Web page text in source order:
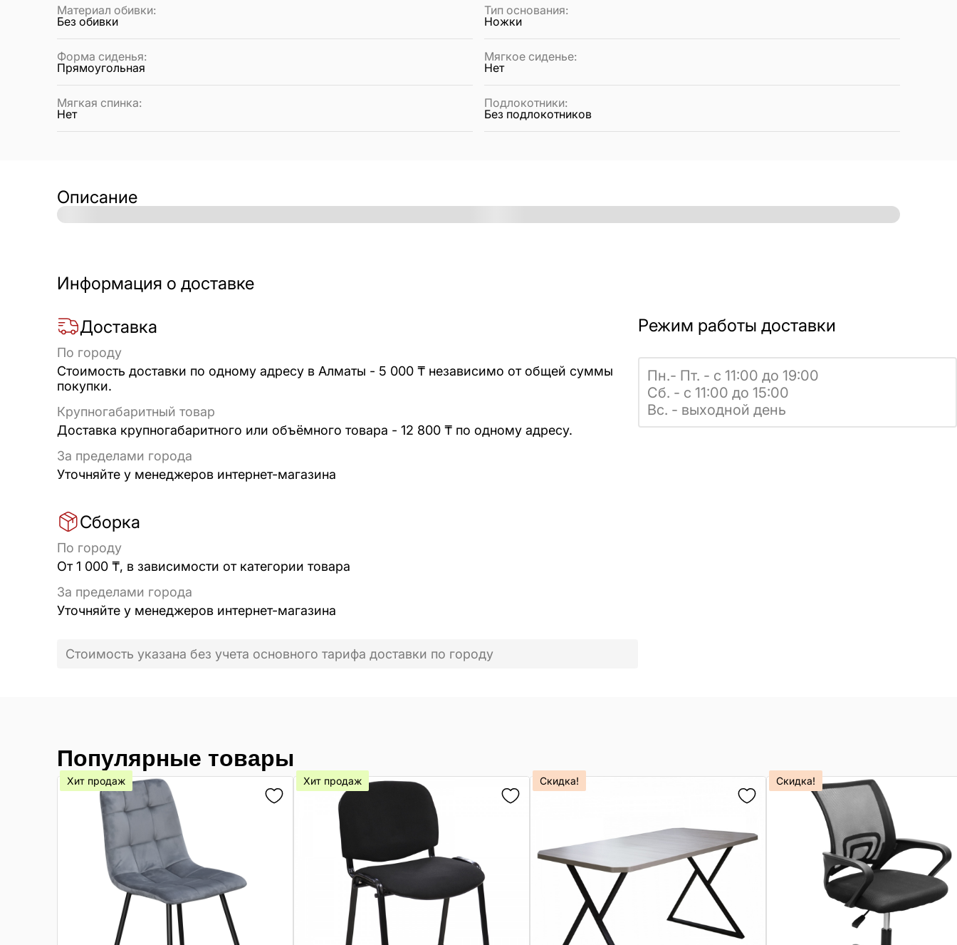
Материал обивки:
Без обивки
Тип основания:
Ножки
Форма сиденья:
Прямоугольная
Мягкое сиденье:
Нет
Мягкая спинка:
Нет
Подлокотники:
Без подлокотников
Описание
Информация о доставке
Доставка
По городу
Стоимость доставки по одному адресу в Алматы - 5 000 ₸ независимо от общей суммы
покупки.
Крупногабаритный товар
Доставка крупногабаритного или объёмного товара - 12 800 ₸ по одному адресу.
За пределами города
Уточняйте у менеджеров интернет-магазина
Сборка
По городу
От 1 000 ₸, в зависимости от категории товара
За пределами города
Уточняйте у менеджеров интернет-магазина
Стоимость указана без учета основного тарифа доставки по городу
Режим работы доставки
Пн.- Пт. - с 11:00 до 19:00
Сб. - с 11:00 до 15:00
Вс. - выходной день
Популярные товары
Хит продаж Хит продаж Скидка! Скидка!